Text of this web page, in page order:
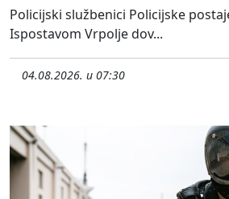
Policijski službenici Policijske
Ispostavom Vrpolje dov...
04.08.2026. u 07:30